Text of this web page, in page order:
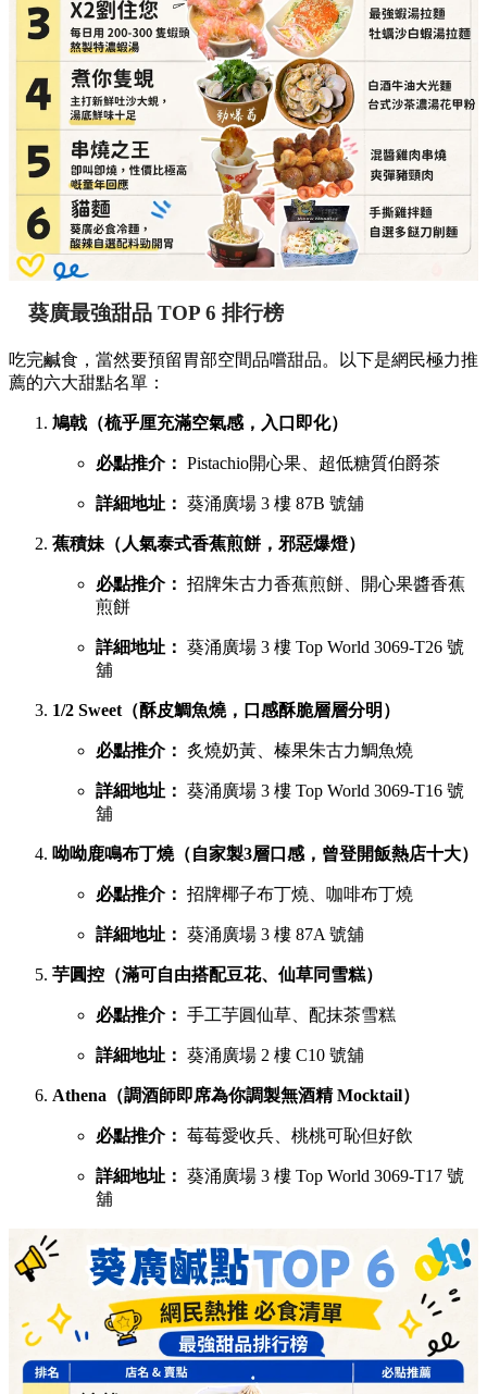
葵廣最強甜品 TOP 6 排行榜
吃完鹹食，當然要預留胃部空間品嚐甜品。以下是網民極力推
薦的六大甜點名單：
鳩戟（梳乎厘充滿空氣感，入口即化）
必點推介： Pistachio開心果、超低糖質伯爵茶
詳細地址： 葵涌廣場 3 樓 87B 號舖
蕉積妹（人氣泰式香蕉煎餅，邪惡爆燈）
必點推介： 招牌朱古力香蕉煎餅、開心果醬香蕉
煎餅
詳細地址： 葵涌廣場 3 樓 Top World 3069-T26 號
舖
1/2 Sweet（酥皮鯛魚燒，口感酥脆層層分明）
必點推介： 炙燒奶黃、榛果朱古力鯛魚燒
詳細地址： 葵涌廣場 3 樓 Top World 3069-T16 號
舖
呦呦鹿鳴布丁燒（自家製3層口感，曾登開飯熱店十大）
必點推介： 招牌椰子布丁燒、咖啡布丁燒
詳細地址： 葵涌廣場 3 樓 87A 號舖
芋圓控（滿可自由搭配豆花、仙草同雪糕）
必點推介： 手工芋圓仙草、配抹茶雪糕
詳細地址： 葵涌廣場 2 樓 C10 號舖
Athena（調酒師即席為你調製無酒精 Mocktail）
必點推介： 莓莓愛收兵、桃桃可恥但好飲
詳細地址： 葵涌廣場 3 樓 Top World 3069-T17 號
舖